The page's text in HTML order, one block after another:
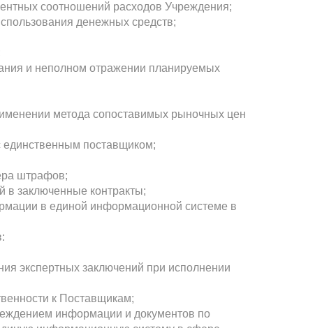
соотношений расходов Учреждения;
денежных средств;
и неполном отражении планируемых
метода сопоставимых рыночных цен
поставщиком;
штрафов;
в заключенные контракты;
в единой информационной системе в
экспертных заключений при исполнении
к Поставщикам;
информации и документов по